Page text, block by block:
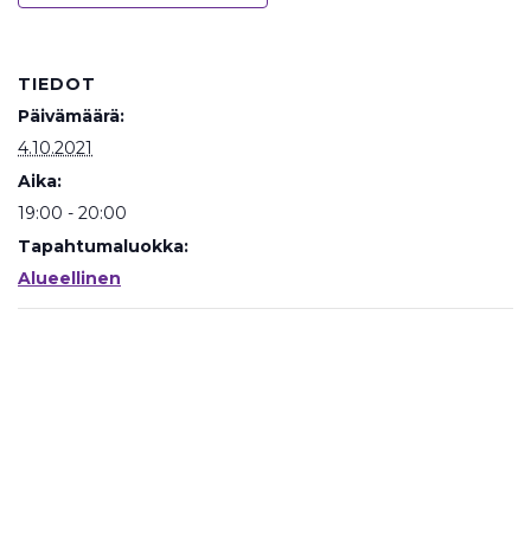
TIEDOT
Päivämäärä:
4.10.2021
Aika:
19:00 - 20:00
Tapahtumaluokka:
Alueellinen